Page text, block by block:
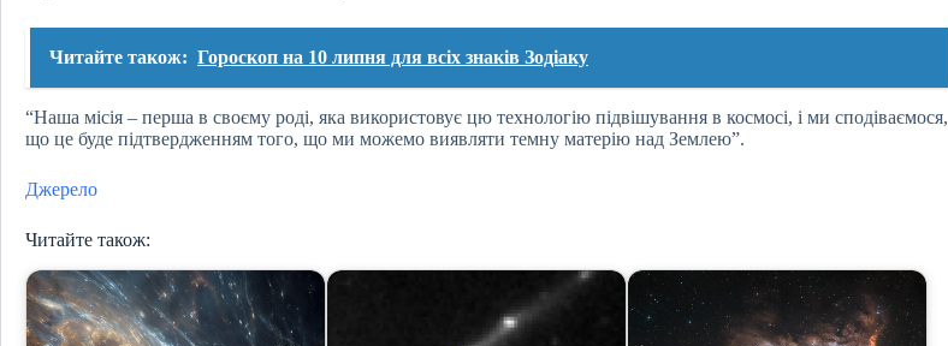
Читайте також: Гороскоп на 10 липня для всіх знаків Зодіаку
“Наша місія – перша в своєму роді, яка використовує цю технологію підвішування в космосі, і ми сподіваємося,
що це буде підтвердженням того, що ми можемо виявляти темну матерію над Землею”.
Джерело
Читайте також: